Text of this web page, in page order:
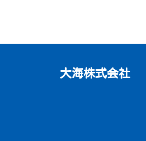
大海株式会社